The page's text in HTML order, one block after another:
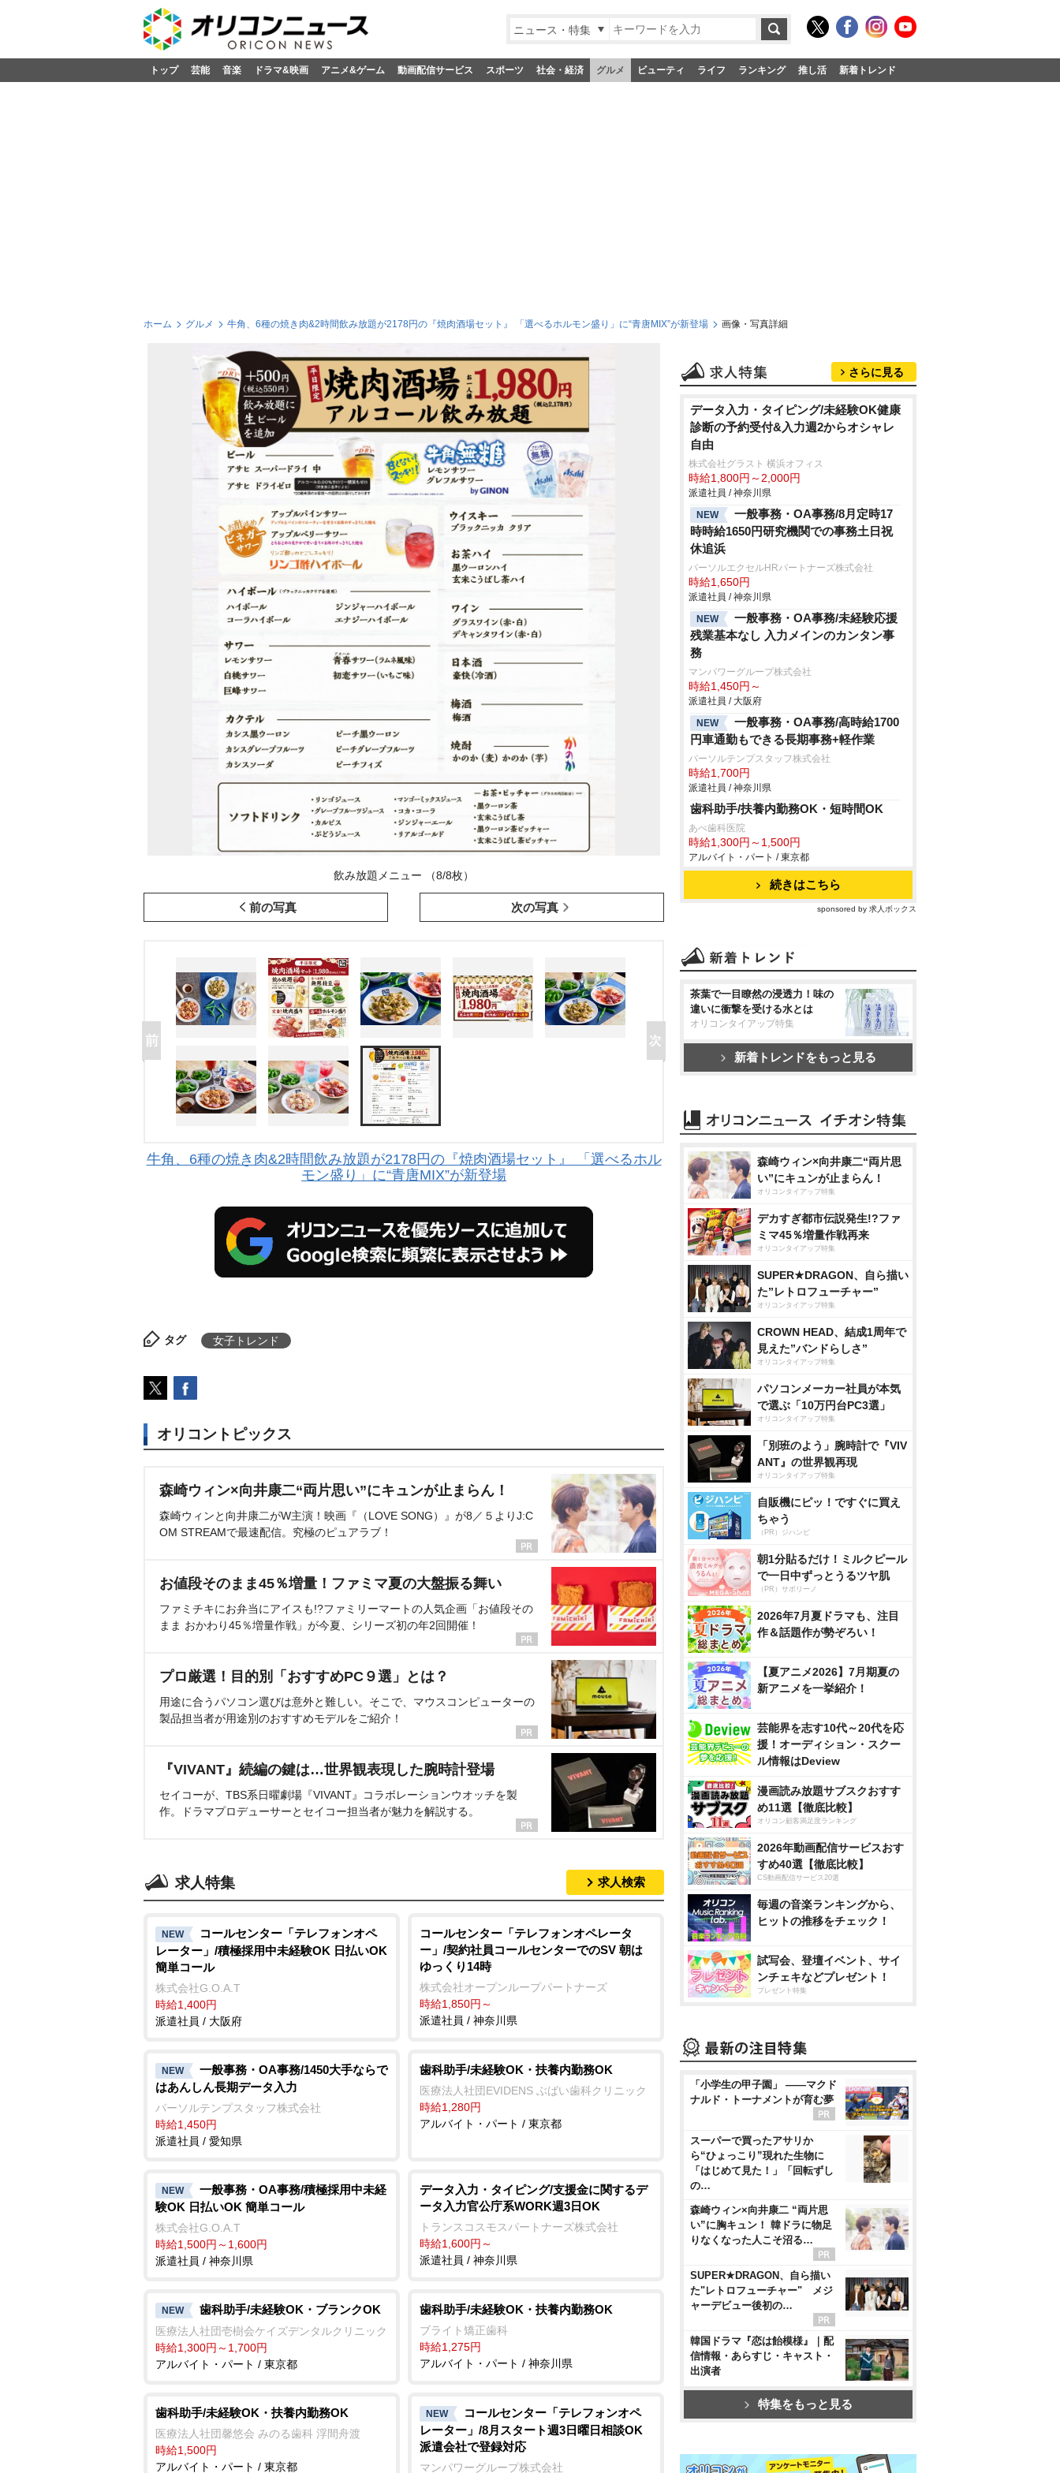
ニュース・特集
トップ 芸能 音楽 ドラマ&映画 アニメ&ゲーム 動画配信サービス スポーツ 社会・経済 グルメ ビューティ ライフ ランキング 推し活 新着トレンド
ホーム グルメ 牛角、6種の焼き肉&2時間飲み放題が2178円の『焼肉酒場セット』 「選べるホルモン盛り」に“青唐MIX”が新登場 画像・写真詳細
飲み放題メニュー （8/8枚）
前の写真 次の写真
牛角、6種の焼き肉&2時間飲み放題が2178円の『焼肉酒場セット』 「選べるホル
モン盛り」に“青唐MIX”が新登場
タグ 女子トレンド
オリコントピックス
森崎ウィン×向井康二“両片思い”にキュンが止まらん！
森崎ウィンと向井康二がW主演！映画『（LOVE SONG）』が8／５よりJ:C
OM STREAMで最速配信。究極のピュアラブ！
お値段そのまま45％増量！ファミマ夏の大盤振る舞い
ファミチキにお弁当にアイスも!?ファミリーマートの人気企画「お値段その
まま おかわり45％増量作戦」が今夏、シリーズ初の年2回開催！
プロ厳選！目的別「おすすめPC９選」とは？
用途に合うパソコン選びは意外と難しい。そこで、マウスコンピューターの
製品担当者が用途別のおすすめモデルをご紹介！
『VIVANT』続編の鍵は…世界観表現した腕時計登場
セイコーが、TBS系日曜劇場『VIVANT』コラボレーションウオッチを製
作。ドラマプロデューサーとセイコー担当者が魅力を解説する。
求人特集 求人検索
NEW
コールセンター「テレフォンオペ
レーター」/積極採用中未経験OK 日払いOK
簡単コール
株式会社G.O.A.T
時給1,400円
派遣社員 / 大阪府
コールセンター「テレフォンオペレータ
ー」/契約社員コールセンターでのSV 朝は
ゆっくり14時
株式会社オープンループパートナーズ
時給1,850円～
派遣社員 / 神奈川県
NEW
一般事務・OA事務/1450大手ならで
はあんしん長期データ入力
パーソルテンプスタッフ株式会社
時給1,450円
派遣社員 / 愛知県
歯科助手/未経験OK・扶養内勤務OK
医療法人社団EVIDENS ぶばい歯科クリニック
時給1,280円
アルバイト・パート / 東京都
NEW
一般事務・OA事務/積極採用中未経
験OK 日払いOK 簡単コール
株式会社G.O.A.T
時給1,500円～1,600円
派遣社員 / 神奈川県
データ入力・タイピング/支援金に関するデ
ータ入力官公庁系WORK週3日OK
トランスコスモスパートナーズ株式会社
時給1,600円～
派遣社員 / 神奈川県
NEW 歯科助手/未経験OK・ブランクOK
医療法人社団壱樹会ケイズデンタルクリニック
時給1,300円～1,700円
アルバイト・パート / 東京都
歯科助手/未経験OK・扶養内勤務OK
ブライト矯正歯科
時給1,275円
アルバイト・パート / 神奈川県
歯科助手/未経験OK・扶養内勤務OK
医療法人社団馨悠会 みのる歯科 浮間舟渡
時給1,500円
アルバイト・パート / 東京都
NEW
コールセンター「テレフォンオペ
レーター」/8月スタート週3日曜日相談OK
派遣会社で登録対応
マンパワーグループ株式会社
さらに見る
データ入力・タイピング/未経験OK健康
診断の予約受付&入力週2からオシャレ
自由
株式会社グラスト 横浜オフィス
時給1,800円～2,000円
派遣社員 / 神奈川県
NEW
一般事務・OA事務/8月定時17
時時給1650円研究機関での事務土日祝
休追浜
パーソルエクセルHRパートナーズ株式会社
時給1,650円
派遣社員 / 神奈川県
NEW
一般事務・OA事務/未経験応援
残業基本なし 入力メインのカンタン事
務
マンパワーグループ株式会社
時給1,450円～
派遣社員 / 大阪府
NEW
一般事務・OA事務/高時給1700
円車通勤もできる長期事務+軽作業
パーソルテンプスタッフ株式会社
時給1,700円
派遣社員 / 神奈川県
歯科助手/扶養内勤務OK・短時間OK
あべ歯科医院
時給1,300円～1,500円
アルバイト・パート / 東京都
続きはこちら
sponsored by 求人ボックス
茶葉で一目瞭然の浸透力！味の
違いに衝撃を受ける水とは
オリコンタイアップ特集
新着トレンドをもっと見る
森崎ウィン×向井康二“両片思
い”にキュンが止まらん！
オリコンタイアップ特集
デカすぎ都市伝説発生!?ファ
ミマ45％増量作戦再来
オリコンタイアップ特集
SUPER★DRAGON、自ら描い
た”レトロフューチャー”
オリコンタイアップ特集
CROWN HEAD、結成1周年で
見えた”バンドらしさ”
オリコンタイアップ特集
パソコンメーカー社員が本気
で選ぶ「10万円台PC3選」
オリコンタイアップ特集
「別班のよう」腕時計で『VIV
ANT』の世界観再現
オリコンタイアップ特集
自販機にピッ！ですぐに買え
ちゃう
（PR）ジハンピ
朝1分貼るだけ！ミルクピール
で一日中ずっとうるツヤ肌
（PR）サボリーノ
2026年7月夏ドラマも、注目
作＆話題作が勢ぞろい！
【夏アニメ2026】7月期夏の
新アニメを一挙紹介！
芸能界を志す10代～20代を応
援！オーディション・スクー
ル情報はDeview
漫画読み放題サブスクおすす
め11選【徹底比較】
オリコン顧客満足度ランキング
2026年動画配信サービスおす
すめ40選【徹底比較】
CS動画配信サービス20選
毎週の音楽ランキングから、
ヒットの推移をチェック！
試写会、登壇イベント、サイ
ンチェキなどプレゼント！
プレゼント特集
「小学生の甲子園」 ――マクド
ナルド・トーナメントが育む夢
スーパーで買ったアサリか
ら“ひょっこり”現れた生物に
「はじめて見た！」「回転ずし
の…
森崎ウィン×向井康二 “両片思
い”に胸キュン！ 韓ドラに物足
りなくなった人こそ沼る…
SUPER★DRAGON、自ら描い
た"レトロフューチャー" メジ
ャーデビュー後初の…
韓国ドラマ『恋は飴模様』｜配
信情報・あらすじ・キャスト・
出演者
特集をもっと見る